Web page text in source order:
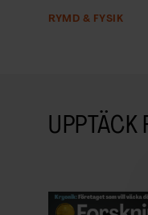
RYMD & FYSIK
UPPTÄCK